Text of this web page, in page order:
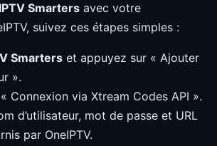
IPTV Smarters avec votre
suivez ces étapes simples :
Smarters et appuyez sur « Ajouter
».
Connexion via Xtream Codes API ».
d’utilisateur, mot de passe et URL
par OneIPTV.